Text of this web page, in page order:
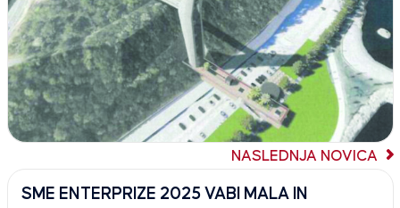
NASLEDNJA NOVICA
SME ENTERPRIZE 2025 VABI MALA IN